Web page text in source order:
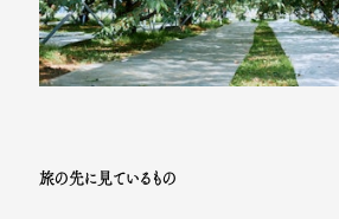
旅の先に見ているもの